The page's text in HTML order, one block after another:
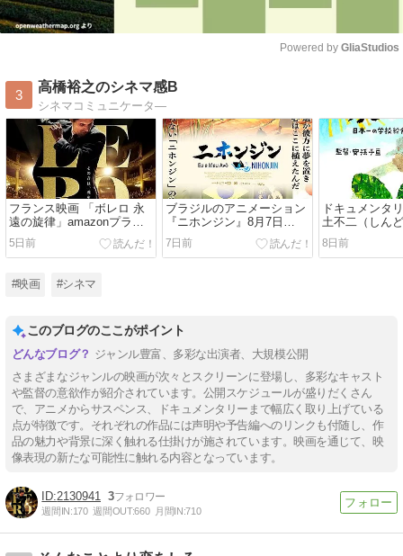
Powered by GliaStudios
3
高橋裕之のシネマ感B
シネマコミュニケータ―
フランス映画 「ボレロ 永
遠の旋律」amazonプライ
ム会員特典配信中
5日前
ブラジルのアニメーション
『ニホンジン』8月7日
（金）公開
7日前
ドキュメンタ
土不二（しん
一の学校給食
全国順次公開
8日前
#映画 #シネマ
このブログのここがポイント
ジャンル豊富、多彩な出演者、大規模公開
さまざまなジャンルの映画が次々とスクリーンに登場し、多彩なキャスト
や監督の意欲作が紹介されています。公開スケジュールが盛りだくさん
で、アニメからサスペンス、ドキュメンタリーまで幅広く取り上げている
点が特徴です。それぞれの作品には声明や予告編へのリンクも付随し、作
品の魅力や背景に深く触れる仕掛けが施されています。映画を通じて、映
像表現の新たな可能性に触れる内容となっています。
2130941 3
週間IN:170 週間OUT:660 月間IN:710